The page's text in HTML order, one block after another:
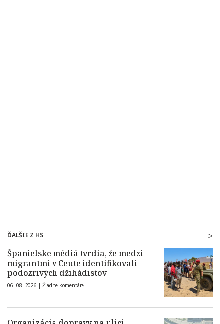
ĎALŠIE Z HS
Španielske médiá tvrdia, že medzi
migrantmi v Ceute identifikovali
podozrivých džihádistov
06. 08. 2026 | Žiadne komentáre